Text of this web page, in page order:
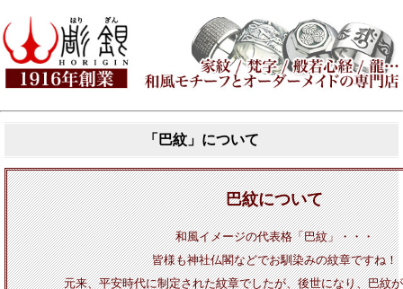
「巴紋」について
巴紋について
和風イメージの代表格「巴紋」・・・
皆様も神社仏閣などでお馴染みの紋章ですね！
元来、平安時代に制定された紋章でしたが、後世になり、巴紋